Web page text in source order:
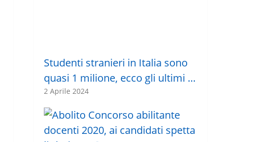
Studenti stranieri in Italia sono
quasi 1 milione, ecco gli ultimi …
2 Aprile 2024